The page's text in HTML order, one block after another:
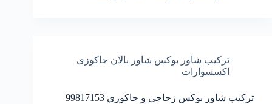
تركيب شاور بوكس شاور بالان جاكوزى
اكسسوارات
تركيب شاور بوكس زجاجي و جاكوزي 99817153